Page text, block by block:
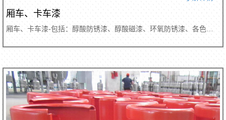
厢车、卡车漆
厢车、卡车漆-包括：醇酸防锈漆、醇酸磁漆、环氧防锈漆、各色脂肪族聚氨酯磁漆